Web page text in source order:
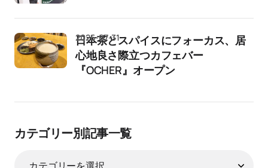
日本茶とスパイスにフォーカス、居
心地良さ際立つカフェバー
『OCHER』オープン
2026-07-31
カテゴリー別記事一覧